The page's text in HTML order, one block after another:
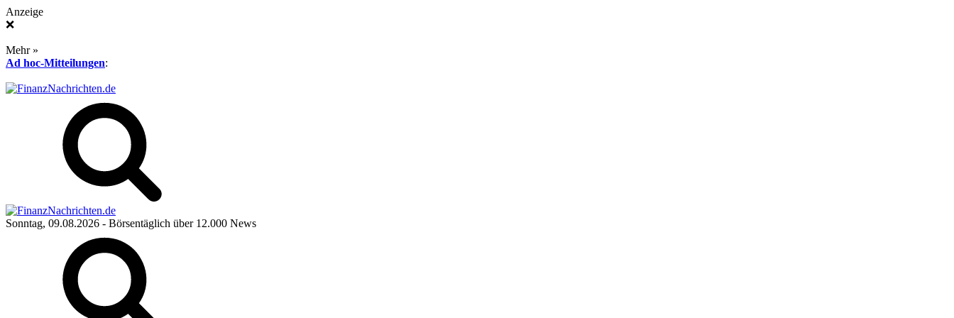
Anzeige
❌
Mehr »
Ad hoc-Mitteilungen:
Sonntag, 09.08.2026 - Börsentäglich über 12.000 News